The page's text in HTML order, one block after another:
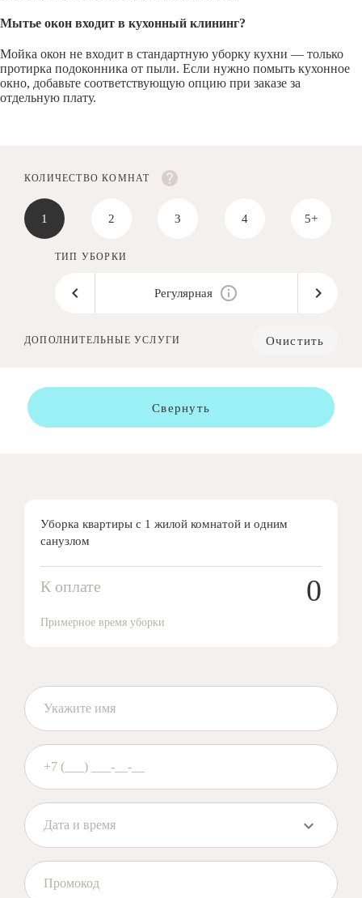
Мытье окон входит в кухонный клининг?
Мойка окон не входит в стандартную уборку кухни — только
протирка подоконника от пыли. Если нужно помыть кухонное
окно, добавьте соответствующую опцию при заказе за
отдельную плату.
КОЛИЧЕСТВО КОМНАТ
1 2 3 4 5+
ТИП УБОРКИ
Регулярная
ДОПОЛНИТЕЛЬНЫЕ УСЛУГИ Очистить
Свернуть
Уборка квартиры с 1 жилой комнатой и одним
санузлом
К оплате 0
Примерное время уборки